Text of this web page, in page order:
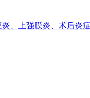
、上强膜炎、术后炎